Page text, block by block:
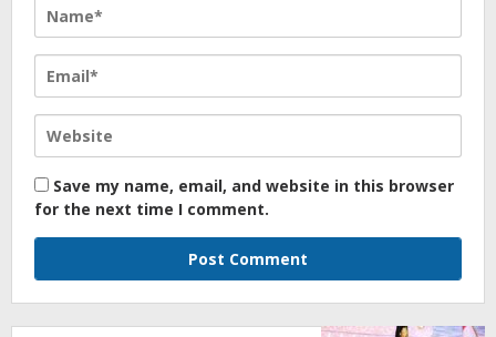
Save my name, email, and website in this browser
for the next time I comment.